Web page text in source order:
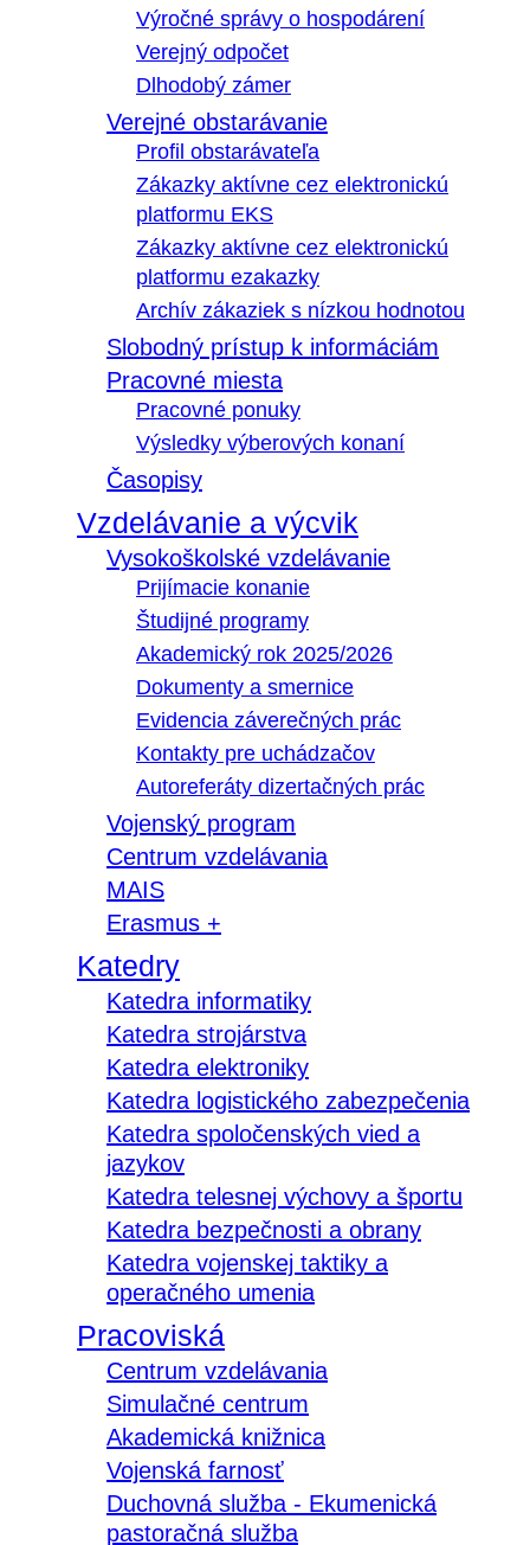
Výročné správy o hospodárení
Verejný odpočet
Dlhodobý zámer
Verejné obstarávanie
Profil obstarávateľa
Zákazky aktívne cez elektronickú
platformu EKS
Zákazky aktívne cez elektronickú
platformu ezakazky
Archív zákaziek s nízkou hodnotou
Slobodný prístup k informáciám
Pracovné miesta
Pracovné ponuky
Výsledky výberových konaní
Časopisy
Vzdelávanie a výcvik
Vysokoškolské vzdelávanie
Prijímacie konanie
Študijné programy
Akademický rok 2025/2026
Dokumenty a smernice
Evidencia záverečných prác
Kontakty pre uchádzačov
Autoreferáty dizertačných prác
Vojenský program
Centrum vzdelávania
MAIS
Erasmus +
Katedry
Katedra informatiky
Katedra strojárstva
Katedra elektroniky
Katedra logistického zabezpečenia
Katedra spoločenských vied a
jazykov
Katedra telesnej výchovy a športu
Katedra bezpečnosti a obrany
Katedra vojenskej taktiky a
operačného umenia
Pracoviská
Centrum vzdelávania
Simulačné centrum
Akademická knižnica
Vojenská farnosť
Duchovná služba - Ekumenická
pastoračná služba